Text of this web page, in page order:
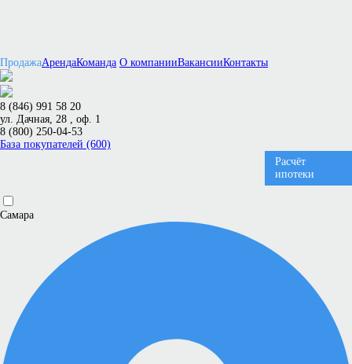
ПродажаАрендаКоманда О компанииВакансииКонтакты
8 (846) 991 58 20
ул. Дачная, 28 , оф. 1
8 (800) 250-04-53
База покупателей (600)
Расчёт
ипотеки
Самара